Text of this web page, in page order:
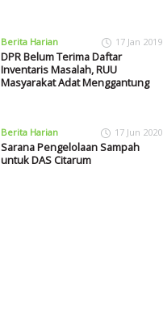
Berita Harian 17 Jan 2019
DPR Belum Terima Daftar
Inventaris Masalah, RUU
Masyarakat Adat Menggantung
Berita Harian 17 Jun 2020
Sarana Pengelolaan Sampah
untuk DAS Citarum